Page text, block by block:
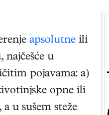
apsolutne ili
u
pojavama: a)
opne ili
u sušem steže